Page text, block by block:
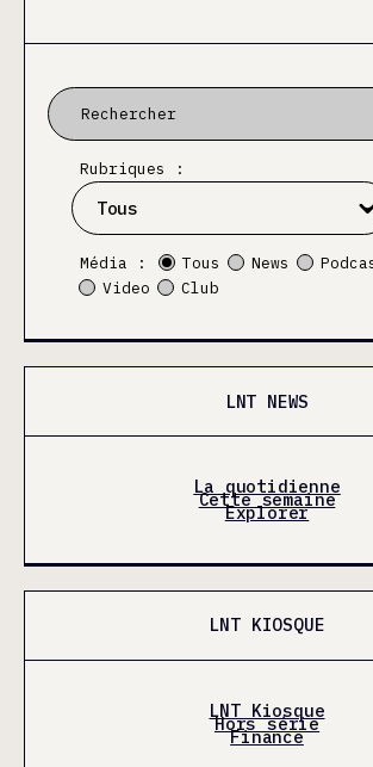
Rubriques :
Média : Tous News
Video
Club
LNT NEWS
La quotidienne
Cette semaine
Explorer
LNT KIOSQUE
LNT Kiosque
Hors série
Finance